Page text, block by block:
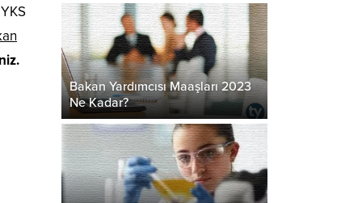
Bakan Yardımcısı Maaşları 2023
Ne Kadar?